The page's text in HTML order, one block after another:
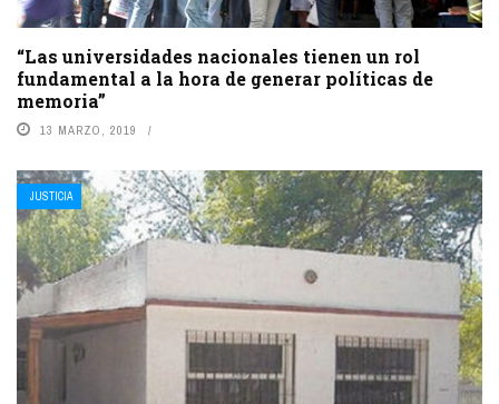
“Las universidades nacionales tienen un rol
fundamental a la hora de generar políticas de
memoria”
13 MARZO, 2019
JUSTICIA